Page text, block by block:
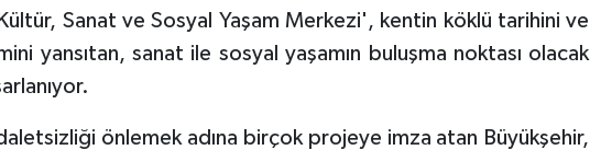
Sanat ve Sosyal Yaşam Merkezi', kentin köklü tarihini ve
yansıtan, sanat ile sosyal yaşamın buluşma noktası olacak
önlemek adına birçok projeye imza atan Büyükşehir,